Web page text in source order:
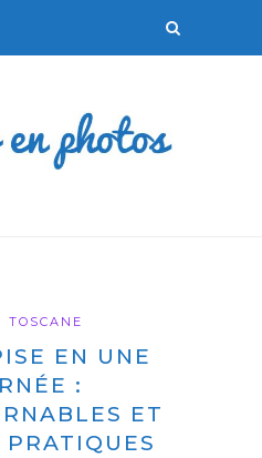
TOSCANE
EN UNE
:
ET
PRATIQUES